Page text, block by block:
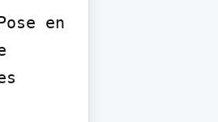
en